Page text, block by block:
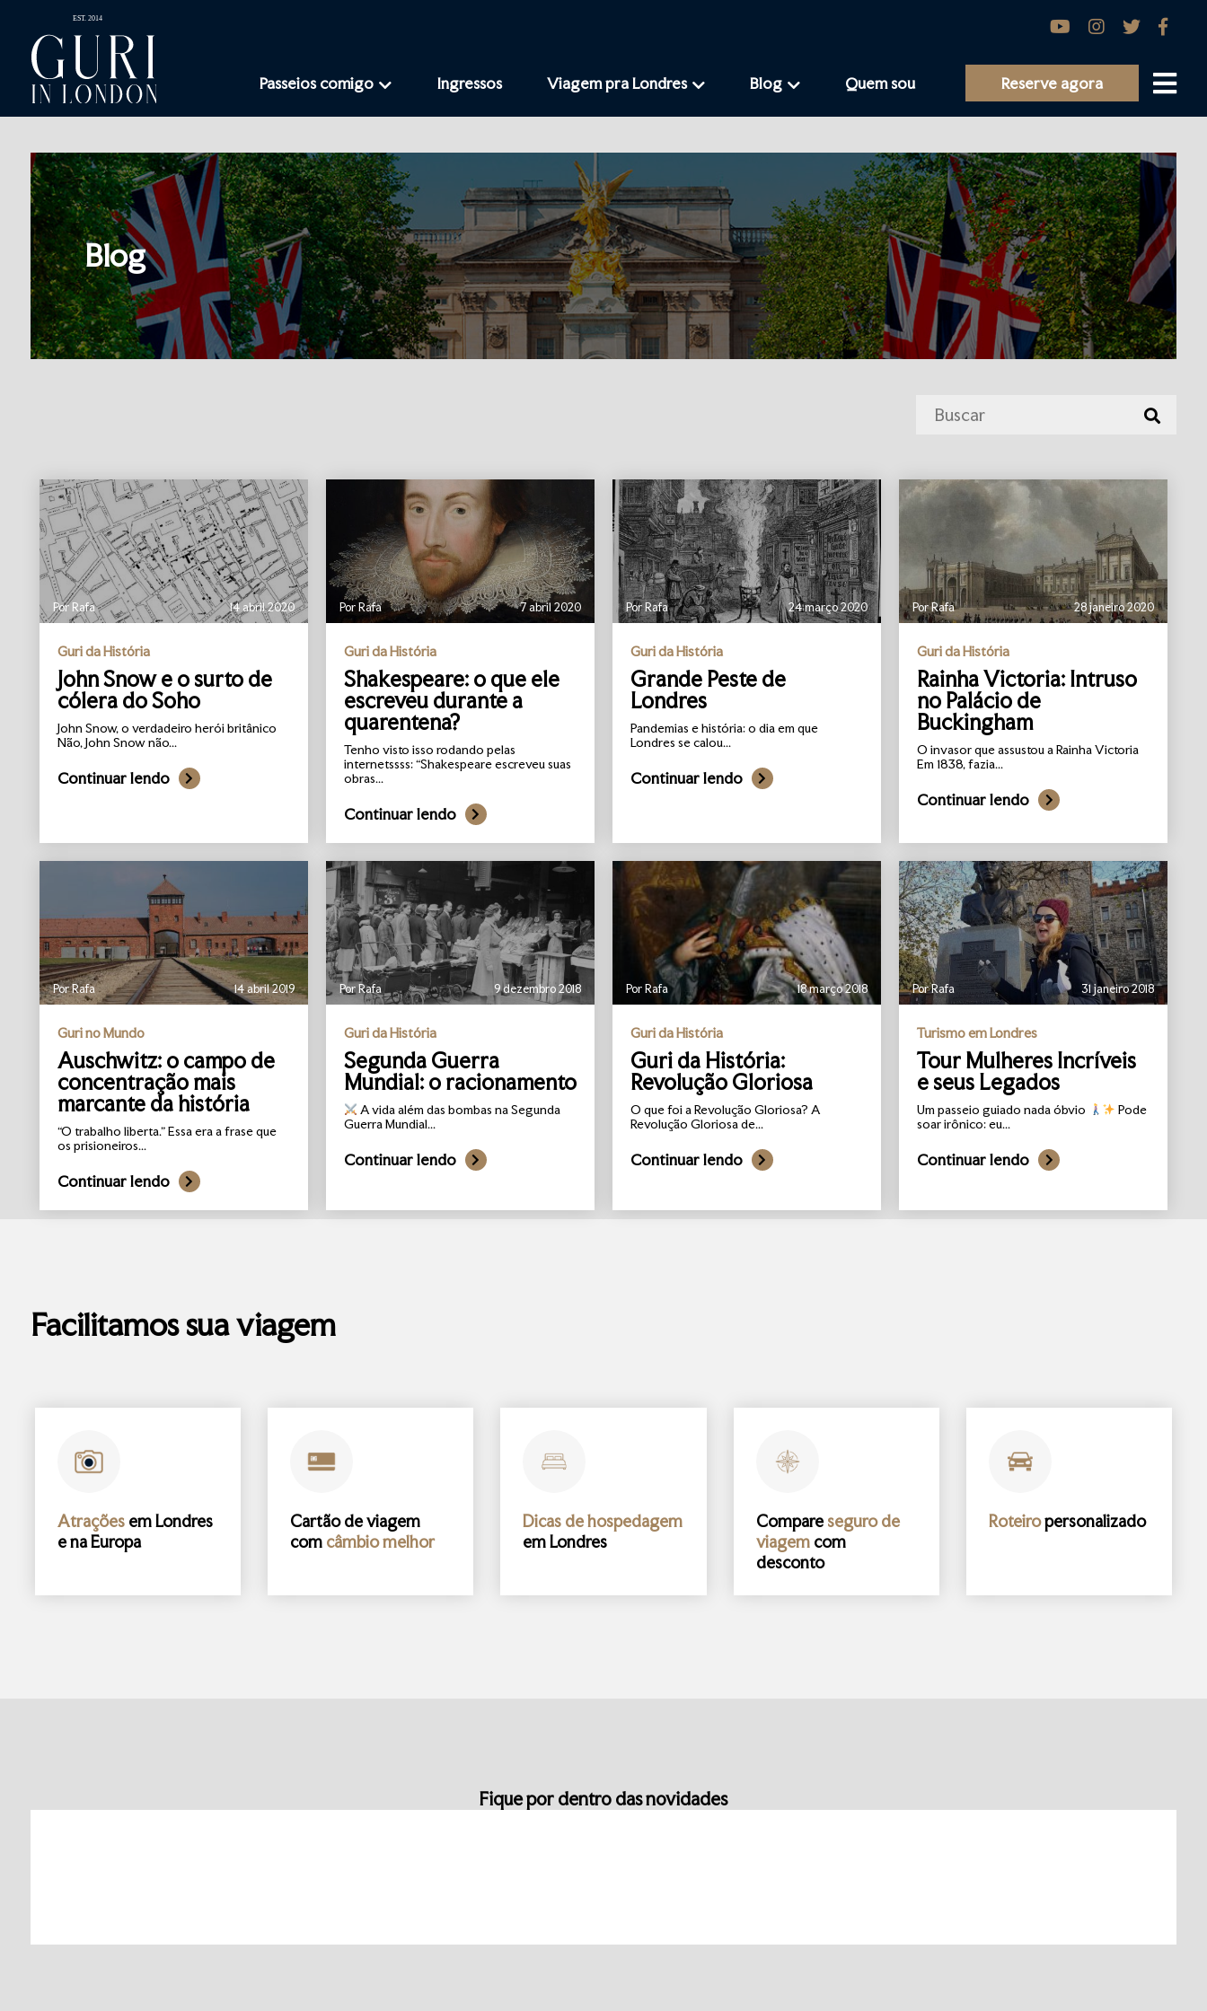
Passeios comigo Ingressos Viagem pra Londres Blog Quem sou Reserve agora
Blog
Por Rafa 14 abril 2020
Guri da História
John Snow e o surto de
cólera do Soho
John Snow, o verdadeiro herói britânico
Não, John Snow não...
Continuar lendo
Por Rafa 7 abril 2020
Guri da História
Shakespeare: o que ele
escreveu durante a
quarentena?
Tenho visto isso rodando pelas
internetssss: “Shakespeare escreveu suas
obras...
Continuar lendo
Por Rafa 24 março 2020
Guri da História
Grande Peste de
Londres
Pandemias e história: o dia em que
Londres se calou...
Continuar lendo
Por Rafa 28 janeiro 2020
Guri da História
Rainha Victoria: Intruso
no Palácio de
Buckingham
O invasor que assustou a Rainha Victoria
Em 1838, fazia...
Continuar lendo
Por Rafa 14 abril 2019
Guri no Mundo
Auschwitz: o campo de
concentração mais
marcante da história
“O trabalho liberta.” Essa era a frase que
os prisioneiros...
Continuar lendo
Por Rafa 9 dezembro 2018
Guri da História
Segunda Guerra
Mundial: o racionamento
A vida além das bombas na Segunda
Guerra Mundial...
Continuar lendo
Por Rafa 18 março 2018
Guri da História
Guri da História:
Revolução Gloriosa
O que foi a Revolução Gloriosa? A
Revolução Gloriosa de...
Continuar lendo
Por Rafa 31 janeiro 2018
Turismo em Londres
Tour Mulheres Incríveis
e seus Legados
Um passeio guiado nada óbvio
Pode
soar irônico: eu...
Continuar lendo
Facilitamos sua viagem
Atraçõesem Londres
e na Europa
Cartão de viagem
com câmbio melhor
Dicas de hospedagem
em Londres
Compareseguro de
viagemcom
desconto
Roteiropersonalizado
Fique por dentro das novidades